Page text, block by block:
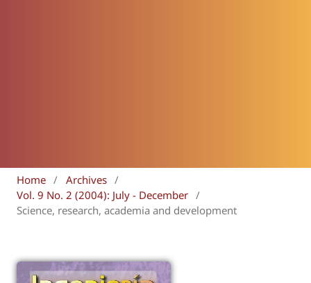
Home / Archives /
Vol. 9 No. 2 (2004): July - December /
Science, research, academia and development